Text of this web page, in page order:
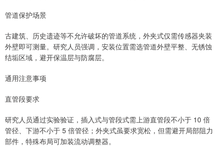
管道保护场景
古建筑、历史遗迹等不允许破坏的管道系统，外夹式仅需传感器夹装
外壁即可测量。研究人员强调，安装位置需选管道外壁平整、无锈蚀
结垢区域，避开保温层与防腐层。
通用注意事项
直管段要求
研究人员通过实验验证，插入式与管段式需上游直管段不小于 10 倍
管径、下游不小于 5 倍管径；外夹式虽要求宽松，但需避开局部阻力
部件，特殊布局可加装流动调整器。